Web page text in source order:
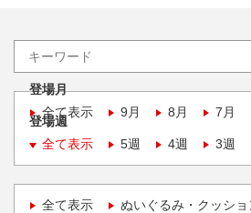
登場月
全て表示
9月 8月 7月
登場週
全て表示
5週 4週 3週
全て表示 ぬいぐるみ・クッショ